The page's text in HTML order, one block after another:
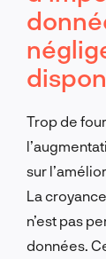
Trop de
sur
La
n’est pas
données.